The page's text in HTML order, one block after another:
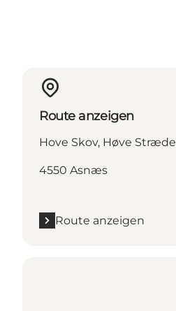
Route anzeigen
Hove Skov, Høve Stræde
4550 Asnæs
Route anzeigen